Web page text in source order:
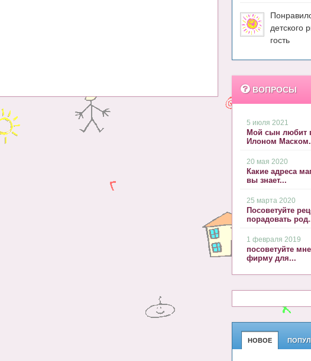
детского
гость
ВОПРОСЫ
5 июля 2021
Мой сын любит
Илоном
20 мая 2020
Какие адреса
вы знает...
25 марта 2020
Посоветуйте
порадовать
1 февраля 2019
посоветуйте
фирму для...
НОВОЕ